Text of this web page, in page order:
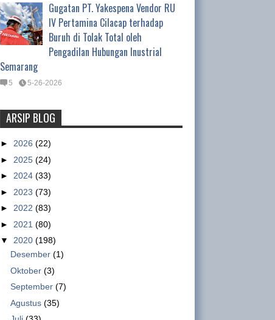
Gugatan PT. Yakespena Vendor RU
IV Pertamina Cilacap terhadap
Buruh di Tolak Total oleh
Pengadilan Hubungan Inustrial
Semarang
5 5-26-2026
Tentang Waktu Kerja Satpam
Ismet Inoni , Kepala Departemen Organisasi DPP
GSBI Regulasi yang mengatur tentang pe...
to intimidate them
http://www.abc.net.au/news/2013
-01-15/nike-accused-of-using-military-to-
intimidate-factory-workers/4465058 Workers
ARSIP BLOG
► 2026 (22)
► 2025 (24)
► 2024 (33)
► 2023 (73)
► 2022 (83)
► 2021 (80)
▼ 2020 (198)
Desember (1)
Oktober (3)
September (7)
Agustus (35)